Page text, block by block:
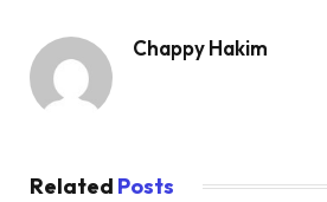
Chappy Hakim
Related Posts